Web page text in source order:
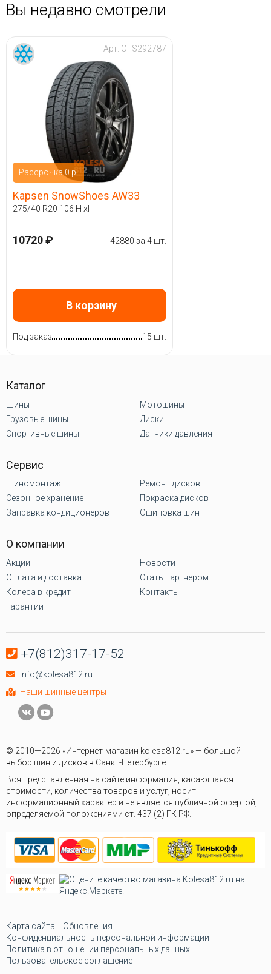
Вы недавно смотрели
Рассрочка 0 р.
Арт: CTS292787
Kapsen SnowShoes AW33
275/40 R20 106 H xl
10720 ₽ 42880 за 4 шт.
В корзину
Под заказ 15 шт.
Каталог
Шины
Грузовые шины
Спортивные шины
Мотошины
Диски
Датчики давления
Сервис
Шиномонтаж
Сезонное хранение
Заправка кондиционеров
Ремонт дисков
Покраска дисков
Ошиповка шин
О компании
Акции
Оплата и доставка
Колеса в кредит
Гарантии
Новости
Стать партнёром
Контакты
+7(812)317-17-52
info@kolesa812.ru
Наши шинные центры
© 2010—2026 «Интернет-магазин kolesa812.ru» — большой
выбор шин и дисков в Санкт-Петербурге
Вся представленная на сайте информация, касающаяся
стоимости, количества товаров и услуг, носит
информационный характер и не является публичной офертой,
определяемой положениями ст. 437 (2) ГК РФ.
Карта сайта
Обновления
Конфиденциальность персональной информации
Политика в отношении персональных данных
Пользовательское соглашение